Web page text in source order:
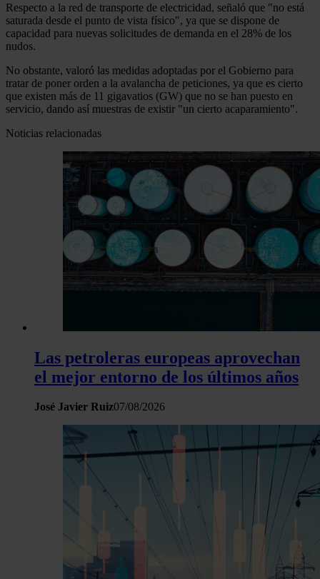
Respecto a la red de transporte de electricidad, señaló que "no está
saturada desde el punto de vista físico", ya que se dispone de
capacidad para nuevas solicitudes de demanda en el 28% de los
nudos.
No obstante, valoró las medidas adoptadas por el Gobierno para
tratar de poner orden a la avalancha de peticiones, ya que es cierto
que existen más de 11 gigavatios (GW) que no se han puesto en
servicio, dando así muestras de existir "un cierto acaparamiento".
Noticias relacionadas
Las petroleras europeas aprovechan
el mejor entorno de los últimos años
José Javier Ruiz07/08/2026